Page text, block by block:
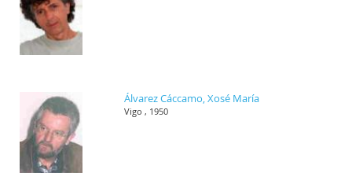
Álvarez Cáccamo, Xosé María
Vigo , 1950